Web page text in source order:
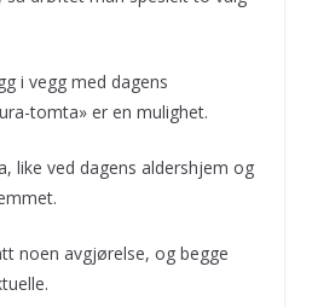
i vegg med dagens
tomta» er en mulighet.
like ved dagens aldershjem og
noen avgjørelse, og begge